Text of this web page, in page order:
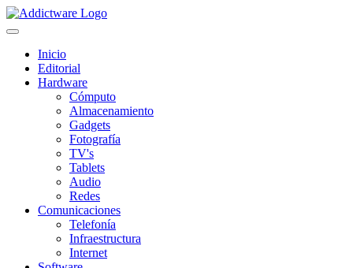
Inicio
Editorial
Hardware
Cómputo
Almacenamiento
Gadgets
Fotografía
TV's
Tablets
Audio
Redes
Comunicaciones
Telefonía
Infraestructura
Internet